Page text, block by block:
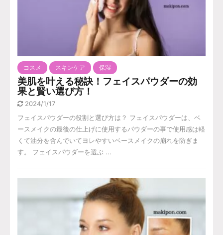
コスメ スキンケア 保湿
美肌を叶える秘訣！フェイスパウダーの効
果と賢い選び方！
2024/1/17
フェイスパウダーの役割と選び方は？ フェイスパウダーは、ベ
ースメイクの最後の仕上げに使用するパウダーの事で使用感は軽
くて油分を含んでいてヨレやすいベースメイクの崩れを防ぎま
す。 フェイスパウダーを選ぶ ...